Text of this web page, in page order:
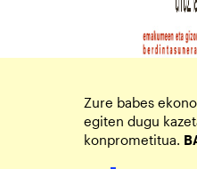
Zure babes
egiten dugu
konprometitua.